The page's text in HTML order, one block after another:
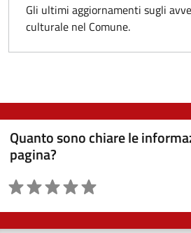
Gli ultimi aggiornamenti sugli
culturale nel Comune.
Quanto sono chiare le
pagina?
Valutazione